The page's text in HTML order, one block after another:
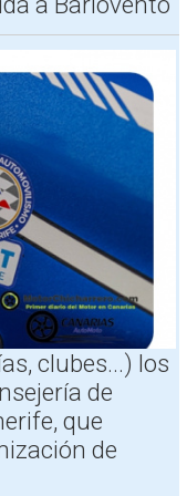
clubes...) los
de
que
de